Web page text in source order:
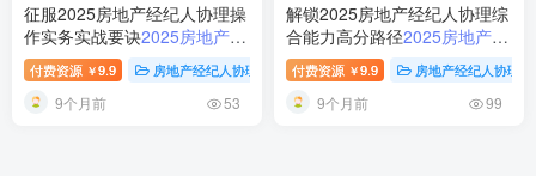
征服2025房地产经纪人协理操
作实务实战要诀2025房地产经
纪人协理操作实务考试备考资
料付费资源 ￥9.9 房地产经纪人协理 稀缺资源
9个月前 53
解锁2025房地产经纪人协理综
合能力高分路径2025房地产经
纪人协理综合能力考试备考资
料解析
付费资源 ￥9.9 房地产经纪人协理
9个月前 99